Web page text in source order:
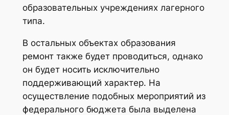
образовательных учреждениях лагерного
типа.
В остальных объектах образования
ремонт также будет проводиться, однако
он будет носить исключительно
поддерживающий характер. На
осуществление подобных мероприятий из
федерального бюджета была выделена